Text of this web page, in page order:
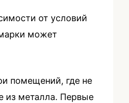
от условий
может
помещений, где не
из металла. Первые